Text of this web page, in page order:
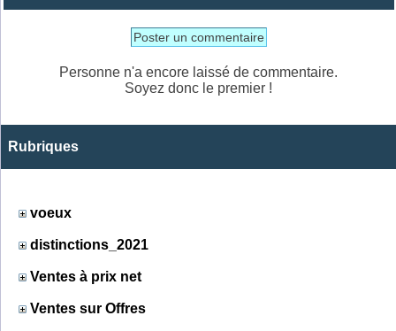
Poster un commentaire
Personne n'a encore laissé de commentaire.
Soyez donc le premier !
Rubriques
voeux
distinctions_2021
Ventes à prix net
Ventes sur Offres